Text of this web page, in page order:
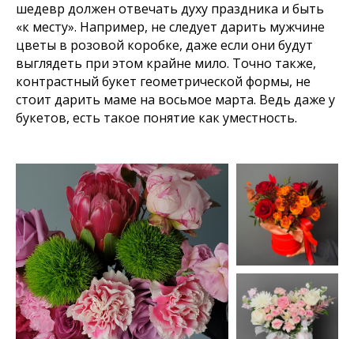
шедевр должен отвечать духу праздника и быть
«к месту». Например, не следует дарить мужчине
цветы в розовой коробке, даже если они будут
выглядеть при этом крайне мило. Точно также,
контрастный букет геометрической формы, не
стоит дарить маме на восьмое марта. Ведь даже у
букетов, есть такое понятие как уместность.